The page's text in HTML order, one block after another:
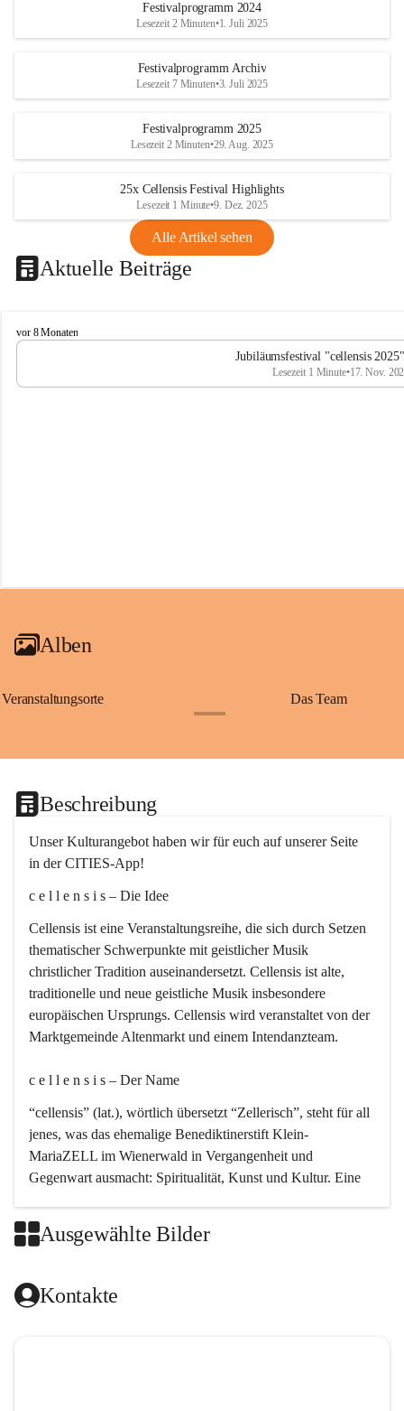
Festivalprogramm 2024
Lesezeit 2 Minuten•1. Juli 2025
Festivalprogramm Archiv
Lesezeit 7 Minuten•3. Juli 2025
Festivalprogramm 2025
Lesezeit 2 Minuten•29. Aug. 2025
25x Cellensis Festival Highlights
Lesezeit 1 Minute•9. Dez. 2025
Alle Artikel sehen
Aktuelle Beiträge
C
e
l
vor 8 Monaten
Jubiläumsfestival "cellensis
Lesezeit 1 Minute•17. Nov.
Alben
Veranstaltungsorte Das Team
Beschreibung
Unser Kulturangebot haben wir für euch auf unserer Seite
in der CITIES-App!
c e l l e n s i s – Die Idee
Cellensis ist eine Veranstaltungsreihe, die sich durch Setzen
thematischer Schwerpunkte mit geistlicher Musik
christlicher Tradition auseinandersetzt. Cellensis ist alte,
traditionelle und neue geistliche Musik insbesondere
europäischen Ursprungs. Cellensis wird veranstaltet von der
Marktgemeinde Altenmarkt und einem Intendanzteam.
c e l l e n s i s – Der Name
“cellensis” (lat.), wörtlich übersetzt “Zellerisch”, steht für all
jenes, was das ehemalige Benediktinerstift Klein-
MariaZELL im Wienerwald in Vergangenheit und
Gegenwart ausmacht: Spiritualität, Kunst und Kultur. Eine
Kirchenmusik, dem kunstvollen Lob Gottes.
Das kirchenmusikalische Festival Cellensis wird seit dem
Ausgewählte Bilder
Kontakte